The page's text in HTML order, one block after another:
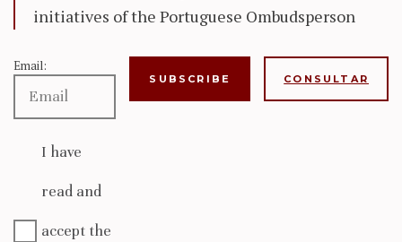
initiatives of the Portuguese Ombudsperson
Email:
I have
read and
accept the
CONSULTAR